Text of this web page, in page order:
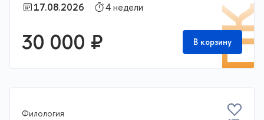
17.08.2026
4 недели
30 000 ₽ В корзину
Филология